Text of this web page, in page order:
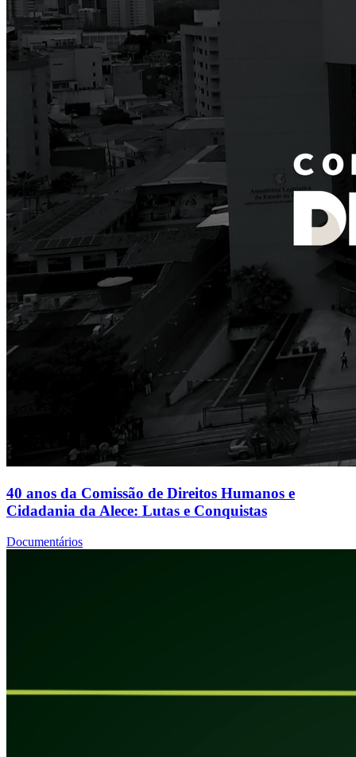
40 anos da Comissão de Direitos Humanos e
Cidadania da Alece: Lutas e Conquistas
Documentários